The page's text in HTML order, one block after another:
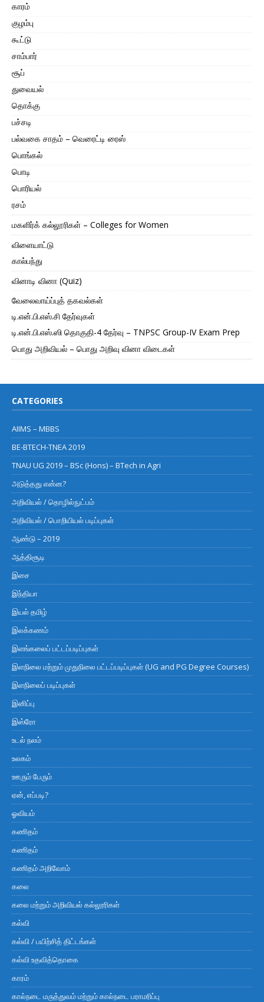
காரம்
குழம்பு
கூட்டு
சாம்பார்
சூப்
துவையல்
தொக்கு
பச்சடி
பல்வகை சாதம் – வெரைட்டி ரைஸ்
பொங்கல்
பொடி
பொரியல்
ரசம்
மகளிர்க் கல்லூரிகள் – Colleges for Women
விளையாட்டு
கால்பந்து
வினாடி வினா (Quiz)
வேலைவாய்ப்புத் தகவல்கள்
டி.என்.பி.எஸ்.சி தேர்வுகள்
டி.என்.பி.எஸ்.ஸி தொகுதி-4 தேர்வு – TNPSC Group-IV Exam Prep
பொது அறிவியல் – பொது அறிவு வினா விடைகள்
CATEGORIES
AIIMS – MBBS
BE-BTECH-TNEA 2019
TNAU UG 2019 – BSc (Hons) – BTech in Agri
அடுத்தது என்ன?
அறிவியல் / தொழில்நுட்பம்
அறிவியல் / பொறியியல் படிப்புகள்
ஆண்டு – 2019
ஆத்திசூடி
இசை
இந்தியா
இயல் தமிழ்
இலக்கணம்
இளங்கலைப் பட்டப்படிப்புகள்
இளநிலை மற்றும் முதுநிலை பட்டப்படிப்புகள் (UG and PG Degree Courses)
இளநிலைப் படிப்புகள்
இனிப்பு
இஸ்ரோ
உடல் நலம்
உலகம்
ஊரும் பேரும்
ஏன், எப்படி?
ஓவியம்
கணிதம்
கணிதம்
கணிதம் அறிவோம்
கலை
கலை மற்றும் அறிவியல் கல்லூரிகள்
கல்வி
கல்வி / பயிற்சித் திட்டங்கள்
கல்வி உதவித்தொகை
காரம்
கால்நடை மருத்துவம் மற்றும் கால்நடை பராமரிப்பு